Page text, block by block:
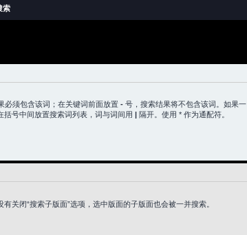
索
必须包含该词；在关键词前面放置 - 号，搜索结果将不包含该词。如果一
括号中间放置搜索词列表，词与词间用 | 隔开。使用 * 作为通配符。
关闭“搜索子版面”选项，选中版面的子版面也会被一并搜索。